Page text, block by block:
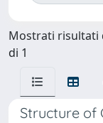
Mostrati risultati
di 1
Structure of